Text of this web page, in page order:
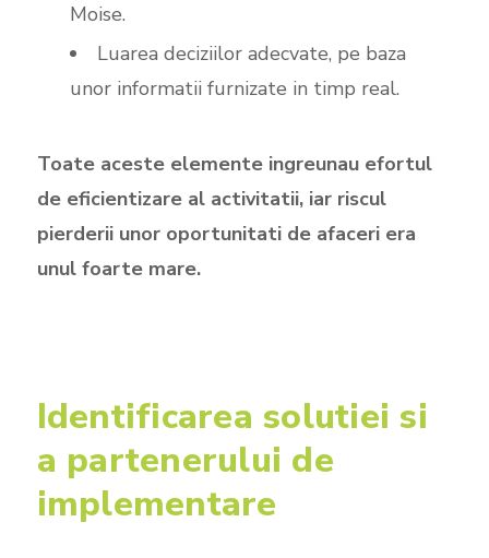
Moise.
Luarea deciziilor adecvate, pe baza
unor informatii furnizate in timp real.
Toate aceste elemente ingreunau efortul
de eficientizare al activitatii, iar riscul
pierderii unor oportunitati de afaceri era
unul foarte mare.
Identificarea solutiei si
a partenerului de
implementare